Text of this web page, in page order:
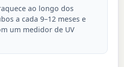
ao longo dos
a cada 9–12 meses e
um medidor de UV